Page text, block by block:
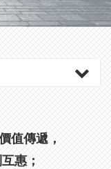
值傳遞，
惠；